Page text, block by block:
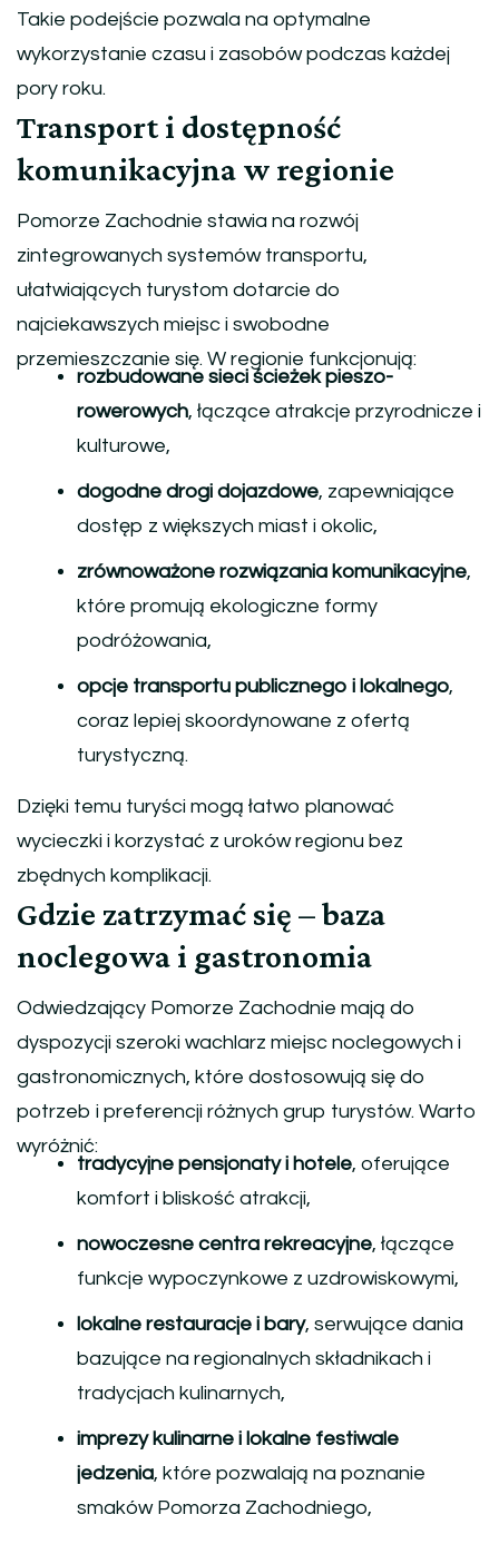
Takie podejście pozwala na optymalne
wykorzystanie czasu i zasobów podczas każdej
pory roku.
Transport i dostępność
komunikacyjna w regionie
Pomorze Zachodnie stawia na rozwój
zintegrowanych systemów transportu,
ułatwiających turystom dotarcie do
najciekawszych miejsc i swobodne
przemieszczanie się. W regionie funkcjonują:
rozbudowane sieci ścieżek pieszo-
rowerowych, łączące atrakcje przyrodnicze i
kulturowe,
dogodne drogi dojazdowe, zapewniające
dostęp z większych miast i okolic,
zrównoważone rozwiązania komunikacyjne,
które promują ekologiczne formy
podróżowania,
opcje transportu publicznego i lokalnego,
coraz lepiej skoordynowane z ofertą
turystyczną.
Dzięki temu turyści mogą łatwo planować
wycieczki i korzystać z uroków regionu bez
zbędnych komplikacji.
Gdzie zatrzymać się – baza
noclegowa i gastronomia
Odwiedzający Pomorze Zachodnie mają do
dyspozycji szeroki wachlarz miejsc noclegowych i
gastronomicznych, które dostosowują się do
potrzeb i preferencji różnych grup turystów. Warto
wyróżnić:
tradycyjne pensjonaty i hotele, oferujące
komfort i bliskość atrakcji,
nowoczesne centra rekreacyjne, łączące
funkcje wypoczynkowe z uzdrowiskowymi,
lokalne restauracje i bary, serwujące dania
bazujące na regionalnych składnikach i
tradycjach kulinarnych,
imprezy kulinarne i lokalne festiwale
jedzenia, które pozwalają na poznanie
smaków Pomorza Zachodniego,